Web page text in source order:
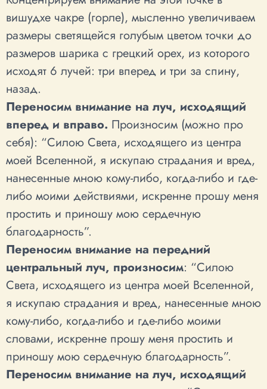
вишудхе чакре (горле), мысленно увеличиваем
размеры светящейся голубым цветом точки до
размеров шарика с грецкий орех, из которого
исходят 6 лучей: три вперед и три за спину,
назад.
Переносим внимание на луч, исходящий
вперед и вправо. Произносим (можно про
себя): “Силою Света, исходящего из центра
моей Вселенной, я искупаю страдания и вред,
нанесенные мною кому-либо, когда-либо и где-
либо моими действиями, искренне прошу меня
простить и приношу мою сердечную
благодарность”.
Переносим внимание на передний
центральный луч, произносим: “Силою
Света, исходящего из центра моей Вселенной,
я искупаю страдания и вред, нанесенные мною
кому-либо, когда-либо и где-либо моими
словами, искренне прошу меня простить и
приношу мою сердечную благодарность”.
Переносим внимание на луч, исходящий